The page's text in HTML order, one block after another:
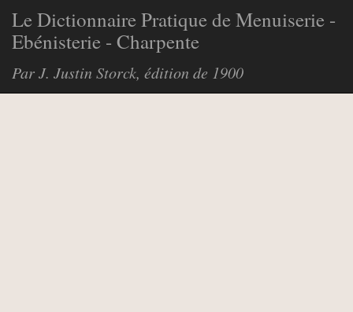
Le Dictionnaire Pratique de Menuiserie -
Ebénisterie - Charpente
Par J. Justin Storck, édition de 1900